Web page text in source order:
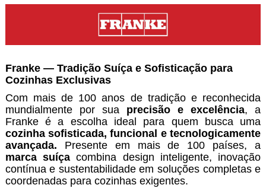
Franke — Tradição Suíça e Sofisticação para
Cozinhas Exclusivas
Com mais de 100 anos de tradição e reconhecida
mundialmente por sua precisão e excelência, a
Franke é a escolha ideal para quem busca uma
cozinha sofisticada, funcional e tecnologicamente
avançada. Presente em mais de 100 países, a
marca suíça combina design inteligente, inovação
contínua e sustentabilidade em soluções completas e
coordenadas para cozinhas exigentes.